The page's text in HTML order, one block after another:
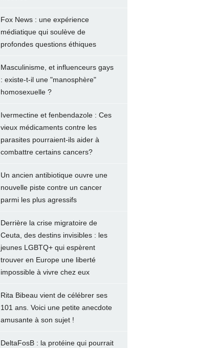
Fox News : une expérience
médiatique qui soulève de
profondes questions éthiques
Masculinisme, et influenceurs gays
: existe-t-il une "manosphère"
homosexuelle ?
Ivermectine et fenbendazole : Ces
vieux médicaments contre les
parasites pourraient-ils aider à
combattre certains cancers?
Un ancien antibiotique ouvre une
nouvelle piste contre un cancer
parmi les plus agressifs
Derrière la crise migratoire de
Ceuta, des destins invisibles : les
jeunes LGBTQ+ qui espèrent
trouver en Europe une liberté
impossible à vivre chez eux
Rita Bibeau vient de célébrer ses
101 ans. Voici une petite anecdote
amusante à son sujet !
DeltaFosB : la protéine qui pourrait